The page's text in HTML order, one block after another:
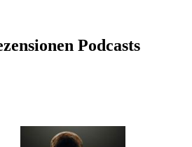
Podcasts